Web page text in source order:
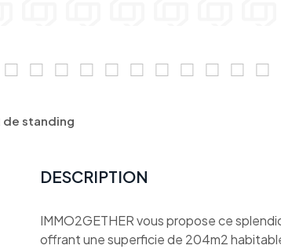
de standing
DESCRIPTION
IMMO2GETHER vous propose ce
offrant une superficie de 204m2